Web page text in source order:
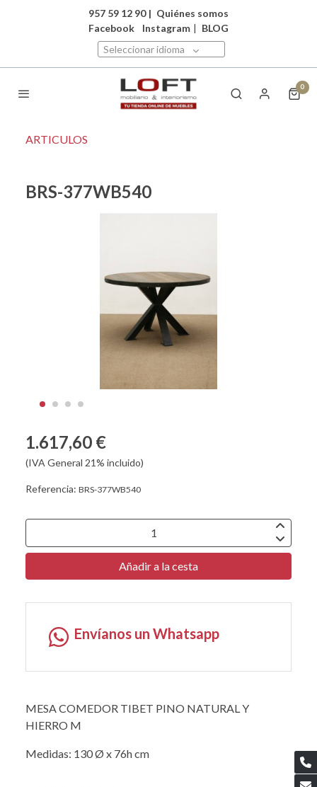
957 59 12 90 | Quiénes somos
Facebook
Instagram | BLOG
Seleccionar idioma
0
ARTICULOS
BRS-377WB540
1.617,60 €
(IVA General 21% incluido)
Referencia: BRS-377WB540
Añadir a la cesta
Envíanos un Whatsapp
MESA COMEDOR TIBET PINO NATURAL Y
HIERRO M
Medidas: 130 Ø x 76h cm